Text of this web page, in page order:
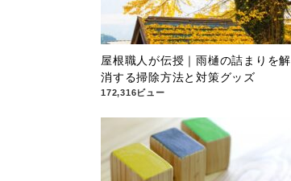
屋根職人が伝授｜雨樋の詰まりを解
消する掃除方法と対策グッズ
172,316ビュー